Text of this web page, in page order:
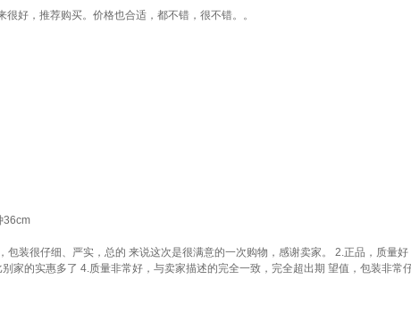
好，推荐购买。价格也合适，都不错，很不错。。
36cm
装很仔细、严实，总的 来说这次是很满意的一次购物，感谢卖家。 2.正品，质量
家的实惠多了 4.质量非常好，与卖家描述的完全一致，完全超出期 望值，包装非常